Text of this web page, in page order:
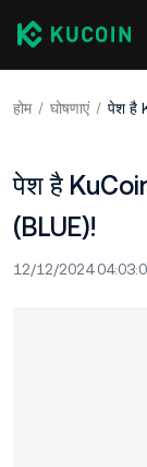
होम घोषणाएं
पेश है
(BLUE)!
12/12/2024